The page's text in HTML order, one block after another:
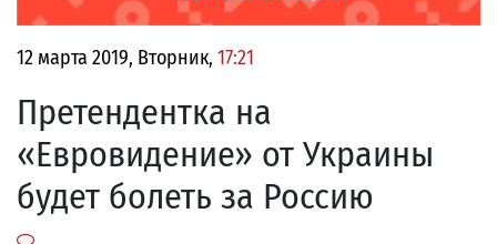
12 марта 2019, Вторник, 17:21
Претендентка на
«Евровидение» от Украины
будет болеть за Россию